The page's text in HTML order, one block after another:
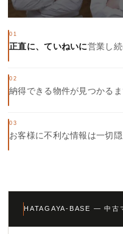
01
正直に、ていねいに営業し続
02
納得できる物件が見つかるま
03
お客様に不利な情報は一切隠
HATAGAYA-BASE — 中古